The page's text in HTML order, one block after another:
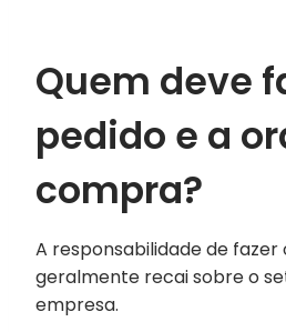
Quem deve
pedido e a
compra?
A responsabilidade de
geralmente recai sobre o
empresa.